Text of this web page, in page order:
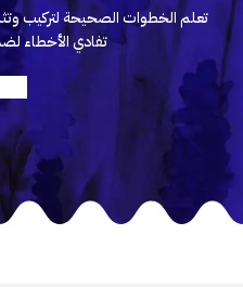
تعلم الخطوات الصحيحة لتركيب
تفادي الأخطاء